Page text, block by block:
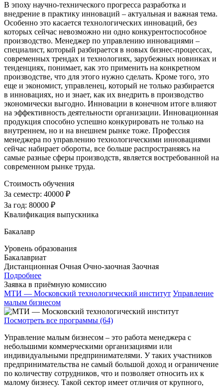
В эпоху научно-технического прогресса разработка и
внедрение в практику инноваций – актуальная и важная тема.
Особенно это касается технологических инноваций, без
которых сейчас невозможно ни одно конкурентоспособное
производство. Менеджер по управлению инновациями –
специалист, который разбирается в новых бизнес-процессах,
современных трендах и технологиях, зарубежных новинках и
тенденциях, понимает, как это применить на конкретном
производстве, что для этого нужно сделать. Кроме того, это
еще и экономист, управленец, который не только разбирается
в инновациях, но и знает, как их внедрить в производство
экономически выгодно. Инновации в конечном итоге влияют
на эффективность деятельности организации. Инновационная
продукция способно успешно конкурировать не только на
внутреннем, но и на внешнем рынке тоже. Профессия
менеджера по управлению технологическими инновациями
сейчас набирает обороты, все больше распространяясь на
самые разные сферы производств, является востребованной на
современном рынке труда.
Стоимость обучения
За семестр: 40000 ₽
За год: 80000 ₽
Квалификация выпускника
Бакалавр
Уровень образования
Бакалавриат
Дистанционная Очная Очно-заочная Заочная
Подробнее
Заявка в приёмную комиссию
МТИ — Московский технологический институт Управление
малым бизнесом
Посмотреть все программы (64)
Управление малым бизнесом – это работа менеджера с
небольшими коммерческими организациями или
индивидуальными предпринимателями. У таких участников
предпринимательства не самый большой доход и ограничение
по количеству сотрудников, что и позволяет относить их к
малому бизнесу. Такой сектор имеет отличия от крупного,